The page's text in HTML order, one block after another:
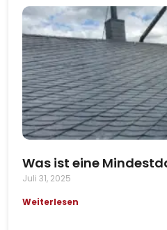
Was ist eine
Juli 31, 2025
Weiterlesen